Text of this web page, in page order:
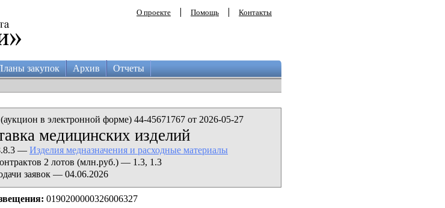
О проекте Помощь Контакты
закупок Архив Отчеты
в электронной форме) 44-45671767 от 2026-05-27
медицинских изделий
— Изделия медназначения и расходные материалы
2 лотов (млн.руб.) — 1.3, 1.3
заявок — 04.06.2026
0190200000326006327